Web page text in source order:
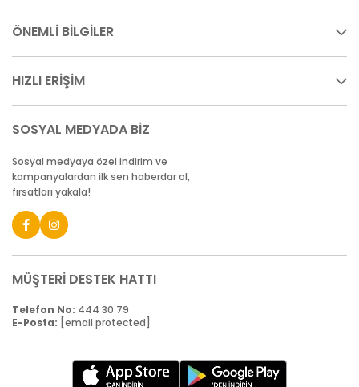
ÖNEMLİ BİLGİLER
HIZLI ERİŞİM
SOSYAL MEDYADA BİZ
Sosyal medyaya özel indirim ve
kampanyalardan ilk sen haberdar ol,
fırsatları yakala!
MÜŞTERİ DESTEK HATTI
Telefon No: 444 30 79
E-Posta: [email protected]